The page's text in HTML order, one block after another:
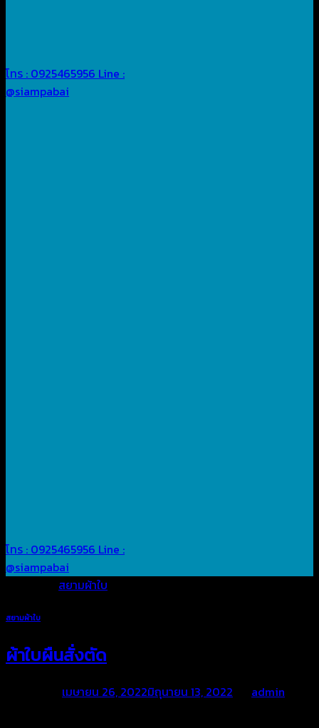
โทร : 0925465956 Line :
@siampabai
โทร : 0925465956 Line :
@siampabai
สยามผ้าใบ
สยามผ้าใบ
ผ้าใบผืนสั่งตัด
เมษายน 26, 2022มิถุนายน 13, 2022 admin